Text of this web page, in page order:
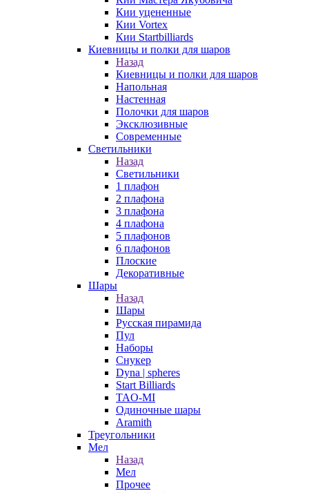
Кии уцененные
Кии Vortex
Кии Startbilliards
Киевницы и полки для шаров
Назад
Киевницы и полки для шаров
Напольная
Настенная
Полочки для шаров
Эксклюзивные
Современные
Светильники
Назад
Светильники
1 плафон
2 плафона
3 плафона
4 плафона
5 плафонов
6 плафонов
Плоские
Декоративные
Шары
Назад
Шары
Русская пирамида
Пул
Наборы
Снукер
Dyna | spheres
Start Billiards
TAO-MI
Одиночные шары
Aramith
Треугольники
Мел
Назад
Мел
Прочее